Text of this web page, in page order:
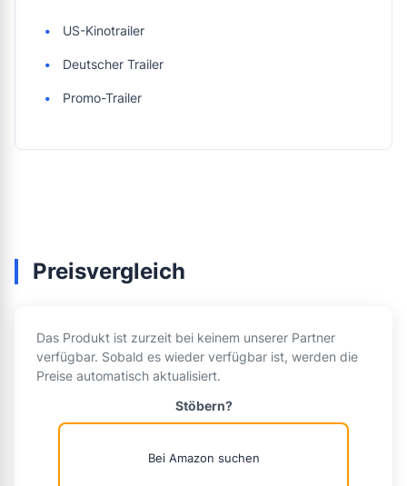
US-Kinotrailer
Deutscher Trailer
Promo-Trailer
Preisvergleich
Das Produkt ist zurzeit bei keinem unserer Partner
verfügbar. Sobald es wieder verfügbar ist, werden die
Preise automatisch aktualisiert.
Stöbern?
Bei Amazon suchen